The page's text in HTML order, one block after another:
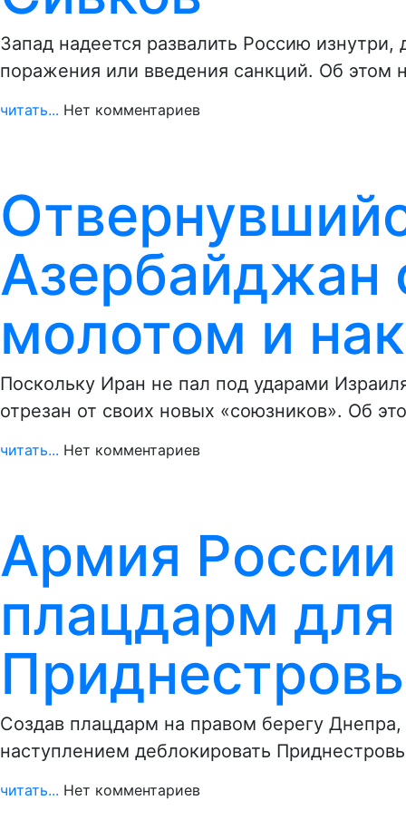
Запад надеется развалить Россию
поражения или введения санкций. Об этом
читать... Нет комментариев
Азербайджан
молотом и
Поскольку Иран не пал под ударами
отрезан от своих новых «союзников». Об
читать... Нет комментариев
Армия России
плацдарм
Создав плацдарм на правом берегу
наступлением деблокировать
читать... Нет комментариев